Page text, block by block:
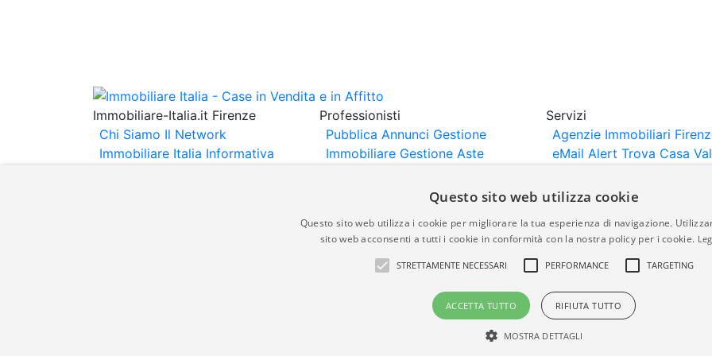
Immobiliare-Italia.it Firenze
Chi Siamo Il Network
Immobiliare Italia Informativa
Professionisti
Pubblica Annunci Gestione
Immobiliare Gestione Aste
Importazione
Servizi
Agenzie Immobiliari
eMail Alert Trova Casa
Gli annunci immobiliari presenti su immobiliare-italia.it vengono pubblicati da agenzie immobiliari e
italia.it quindi non è responsabile della veridicità, della correttezza, della completezza, della
Questo sito web utilizza cookie
Questo sito web utilizza i cookie per migliorare la tua esperienza di navigazione.
sito web acconsenti a tutti i cookie in conformità con la nostra policy per i cookie.
STRETTAMENTE NECESSARI PERFORMANCE TARGETING
ACCETTA TUTTO RIFIUTA TUTTO
MOSTRA DETTAGLI